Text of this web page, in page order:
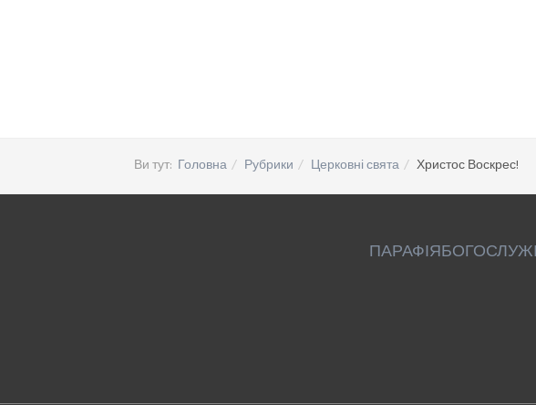
Ви тут: Головна Рубрики Церковні свята Христос Воскрес!
ПАРАФІЯ